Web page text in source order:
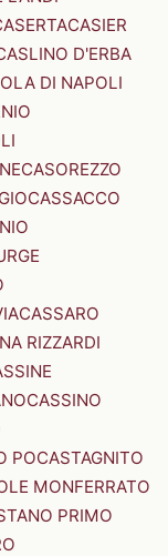
CASIER
D'ERBA
DI NAPOLI
CASOREZZO
CASSACCO
CASSARO
RIZZARDI
CASSINO
POCASTAGNITO
MONFERRATO
PRIMO